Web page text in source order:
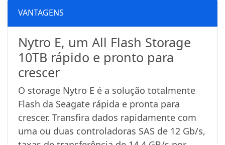
VANTAGENS
Nytro E, um All Flash Storage
10TB rápido e pronto para
crescer
O storage Nytro E é a solução totalmente
Flash da Seagate rápida e pronta para
crescer. Transfira dados rapidamente com
uma ou duas controladoras SAS de 12 Gb/s,